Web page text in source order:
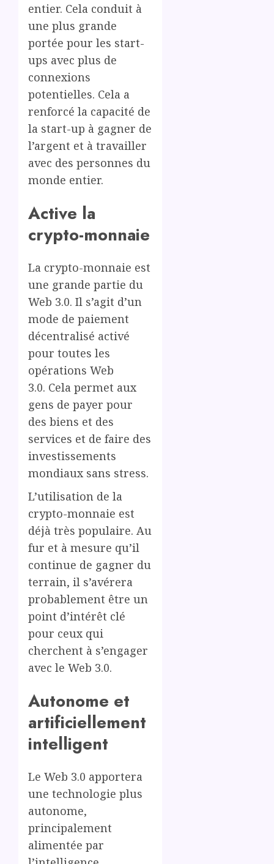
entier. Cela conduit à
une plus grande
portée pour les start-
ups avec plus de
connexions
potentielles. Cela a
renforcé la capacité de
la start-up à gagner de
l’argent et à travailler
avec des personnes du
monde entier.
Active la
crypto-monnaie
La crypto-monnaie est
une grande partie du
Web 3.0. Il s’agit d’un
mode de paiement
décentralisé activé
pour toutes les
opérations Web
3.0. Cela permet aux
gens de payer pour
des biens et des
services et de faire des
investissements
mondiaux sans stress.
L’utilisation de la
crypto-monnaie est
déjà très populaire. Au
fur et à mesure qu’il
continue de gagner du
terrain, il s’avérera
probablement être un
point d’intérêt clé
pour ceux qui
cherchent à s’engager
avec le Web 3.0.
Autonome et
artificiellement
intelligent
Le Web 3.0 apportera
une technologie plus
autonome,
principalement
alimentée par